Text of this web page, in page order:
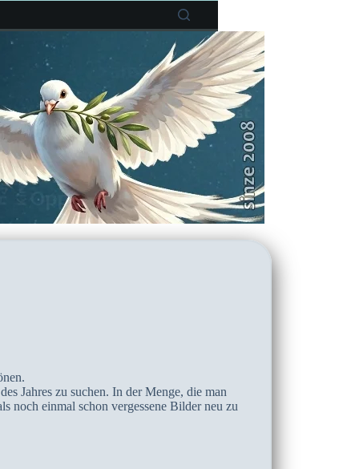
Jahres zu suchen. In der Menge, die man
noch einmal schon vergessene Bilder neu zu